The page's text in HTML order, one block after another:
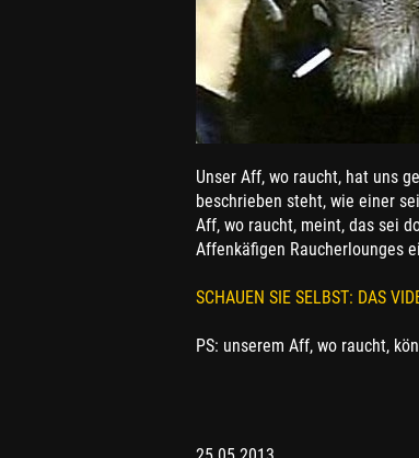
Unser Aff, wo raucht, hat uns
beschrieben steht, wie einer
Aff, wo raucht, meint, das sei
Affenkäfigen Raucherlounges
SCHAUEN SIE SELBST: DAS
PS: unserem Aff, wo raucht,